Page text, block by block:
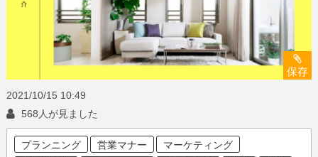
保存
2021/10/15 10:49
568人が見ました
プランニング 営業マナー
マーケティング